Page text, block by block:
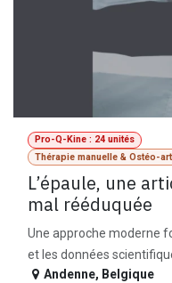
Pro-Q-Kine : 24 unités
Thérapie manuelle & Ostéo-
L’épaule, une
mal rééduquée
Une approche moderne
et les données
Andenne, Belgique